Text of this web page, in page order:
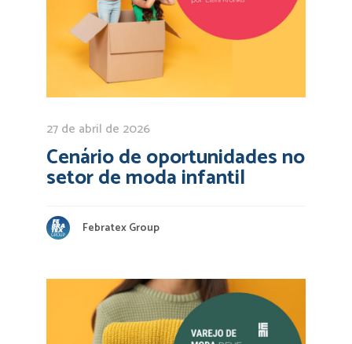
27 de abril de 2026
Cenário de oportunidades no
setor de moda infantil
Febratex Group